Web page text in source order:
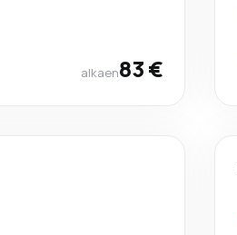
alkaen83 €